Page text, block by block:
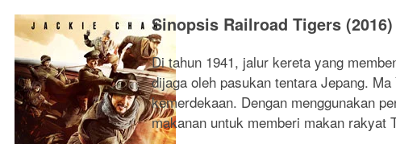
Sinopsis Railroad Tigers (2016)
Di tahun 1941, jalur kereta yang
dijaga oleh pasukan tentara Jepang.
kemerdekaan. Dengan menggunakan
makanan untuk memberi makan rakyat